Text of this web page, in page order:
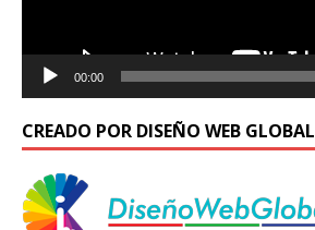
00:00
CREADO POR DISEÑO WEB GLOBAL